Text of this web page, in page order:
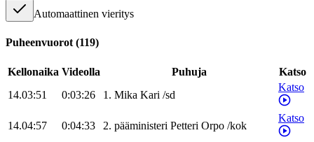
Automaattinen vieritys
Puheenvuorot (119)
Kellonaika Videolla Puhuja
Katso
14.03:51
0:03:26 1. Mika Kari /sd
Katso
14.04:57 0:04:33 2. pääministeri Petteri Orpo /kok
Katso